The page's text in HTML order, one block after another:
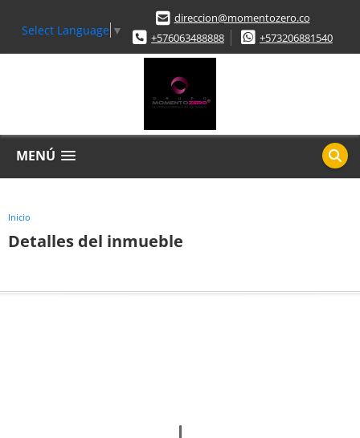
Select Language ▼
direccion@momentozero.co
+576063488888
+573206881540
MENÚ
Inicio
Detalles del inmueble